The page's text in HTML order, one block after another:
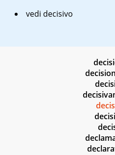
vedi decisivo